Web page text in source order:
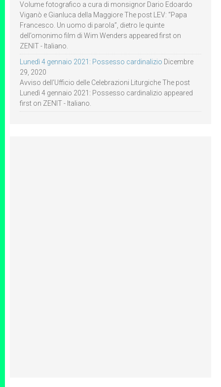
Volume fotografico a cura di monsignor Dario Edoardo
Viganò e Gianluca della Maggiore The post LEV: “Papa
Francesco. Un uomo di parola”, dietro le quinte
dell’omonimo film di Wim Wenders appeared first on
ZENIT - Italiano.
Lunedì 4 gennaio 2021: Possesso cardinalizio Dicembre
29, 2020
Avviso dell’Ufficio delle Celebrazioni Liturgiche The post
Lunedì 4 gennaio 2021: Possesso cardinalizio appeared
first on ZENIT - Italiano.